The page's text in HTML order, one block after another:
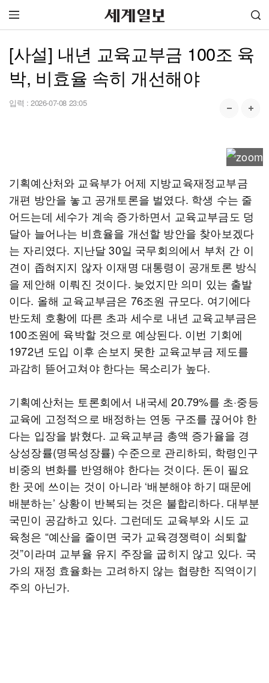
[사설] 내년 교육교부금 100조 육
박, 비효율 속히 개선해야
입력 : 2026-07-08 23:05
기획예산처와 교육부가 어제 지방교육재정교부금
개편 방안을 놓고 공개토론을 벌였다. 학생 수는 줄
어드는데 세수가 계속 증가하면서 교육교부금도 덩
달아 늘어나는 비효율을 개선할 방안을 찾아보겠다
는 자리였다. 지난달 30일 국무회의에서 부처 간 이
견이 좁혀지지 않자 이재명 대통령이 공개토론 방식
을 제안해 이뤄진 것이다. 늦었지만 의미 있는 출발
이다. 올해 교육교부금은 76조원 규모다. 여기에다
반도체 호황에 따른 초과 세수로 내년 교육교부금은
100조원에 육박할 것으로 예상된다. 이번 기회에
1972년 도입 이후 손보지 못한 교육교부금 제도를
과감히 뜯어고쳐야 한다는 목소리가 높다.
기획예산처는 토론회에서 내국세 20.79%를 초·중등
교육에 고정적으로 배정하는 연동 구조를 끊어야 한
다는 입장을 밝혔다. 교육교부금 총액 증가율을 경
상성장률(명목성장률) 수준으로 관리하되, 학령인구
비중의 변화를 반영해야 한다는 것이다. 돈이 필요
한 곳에 쓰이는 것이 아니라 ‘배분해야 하기 때문에
배분하는’ 상황이 반복되는 것은 불합리하다. 대부분
국민이 공감하고 있다. 그런데도 교육부와 시도 교
육청은 “예산을 줄이면 국가 교육경쟁력이 쇠퇴할
것”이라며 교부율 유지 주장을 굽히지 않고 있다. 국
가의 재정 효율화는 고려하지 않는 협량한 직역이기
주의 아닌가.